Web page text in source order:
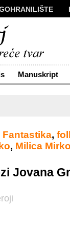
Manuskript
Fantastika,
, Milica
Jovana